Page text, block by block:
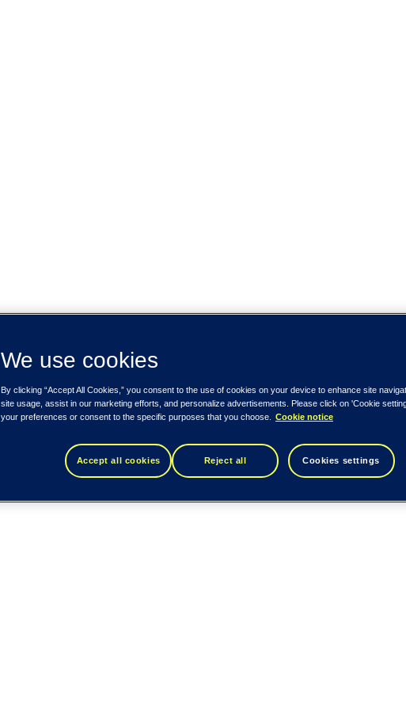
We use cookies
By clicking “Accept All Cookies,” you consent to the use of cookies on your device to enhance site
site usage, assist in our marketing efforts, and personalize advertisements. Please click on 'Cookie
your preferences or consent to the specific purposes that you choose.
Cookie notice
Accept all cookies Reject all Cookies settings